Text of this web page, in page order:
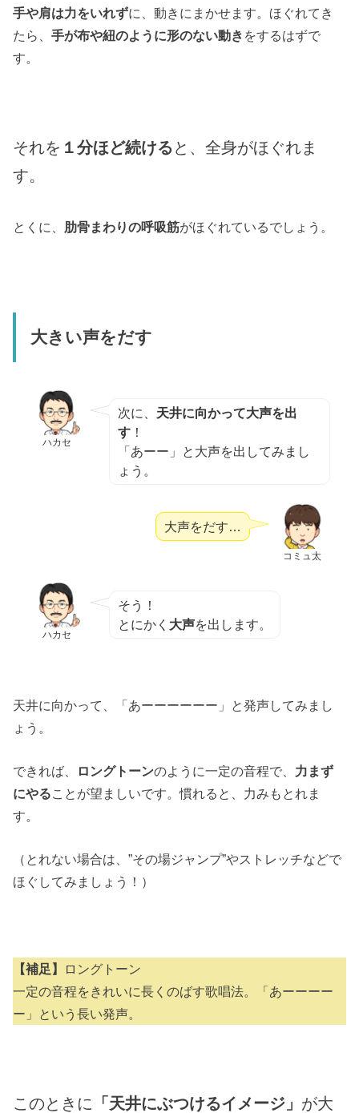
手や肩は力をいれずに、動きにまかせます。ほぐれてき
たら、手が布や紐のように形のない動き をするはずで
す。
それを １分ほど続ける と、全身がほぐれま
す。
とくに、 肋骨まわりの呼吸筋がほぐれているでしょう。
大きい声をだす
ハカセ
次に、 天井に向かって大声を出
す ！
「あーー」と大声を出してみまし
ょう。
コミュ太
大声をだす…
ハカセ
そう！
とにかく 大声を出します。
天井に向かって、「あーーーーーー」と発声してみまし
ょう。
できれば、 ロングトーンのように一定の音程で、 力まず
にやることが望ましいです。慣れると、力みもとれま
す。
（とれない場合は、”その場ジャンプ”やストレッチなどで
ほぐしてみましょう！）
【補足】
ロングトーン
一定の音程をきれいに長くのばす歌唱法。「あーーーー
ー」という長い発声。
このときに 「天井にぶつけるイメージ」 が大